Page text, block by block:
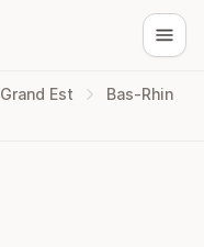
Grand Est
Bas-Rhin